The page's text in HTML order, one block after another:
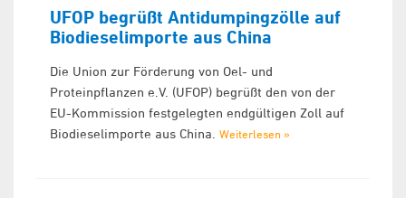
UFOP begrüßt Antidumpingzölle auf
Biodieselimporte aus China
Die Union zur Förderung von Oel- und
Proteinpflanzen e.V. (UFOP) begrüßt den von der
EU-Kommission festgelegten endgültigen Zoll auf
Biodieselimporte aus China. Weiterlesen »